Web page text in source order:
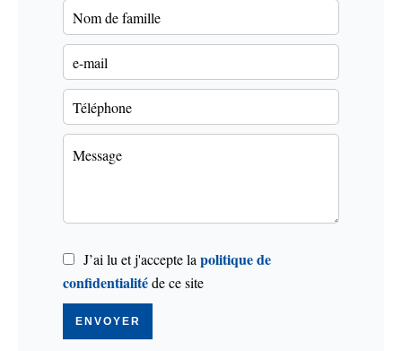
J’ai lu et j'accepte la politique de
confidentialitéde ce site
ENVOYER